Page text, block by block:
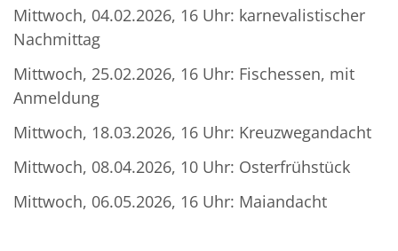
Mittwoch, 04.02.2026, 16 Uhr: karnevalistischer
Nachmittag
Mittwoch, 25.02.2026, 16 Uhr: Fischessen, mit
Anmeldung
Mittwoch, 18.03.2026, 16 Uhr: Kreuzwegandacht
Mittwoch, 08.04.2026, 10 Uhr: Osterfrühstück
Mittwoch, 06.05.2026, 16 Uhr: Maiandacht